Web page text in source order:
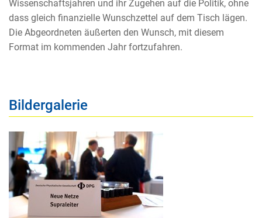
Wissenschaftsjahren und ihr Zugehen auf die Politik, ohne
dass gleich finanzielle Wunschzettel auf dem Tisch lägen.
Die Abgeordneten äußerten den Wunsch, mit diesem
Format im kommenden Jahr fortzufahren.
Bildergalerie